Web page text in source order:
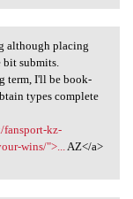
blog
although placing
submits.
term, I'll be book-
types complete
fansport-kz-
wins/">...AZ</a>